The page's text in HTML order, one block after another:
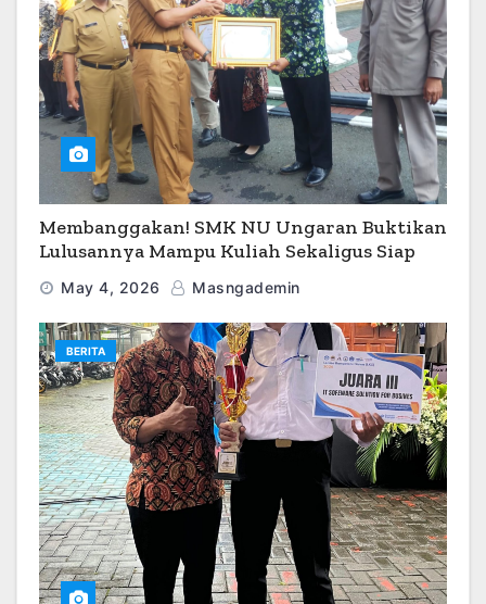
Membanggakan! SMK NU Ungaran Buktikan
Lulusannya Mampu Kuliah Sekaligus Siap
May 4, 2026 Masngademin
BERITA